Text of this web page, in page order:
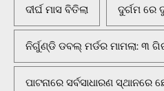
ଦୀର୍ଘ ମାସ ବିତିଲା ଦୁର୍ଗମ ରେ
ନିର୍ଗୁଣ୍ଡି ଡବଲ୍ ମର୍ଡର ମାମଲା: ୩
ପାଟନାରେ ସର୍ବସାଧାରଣ